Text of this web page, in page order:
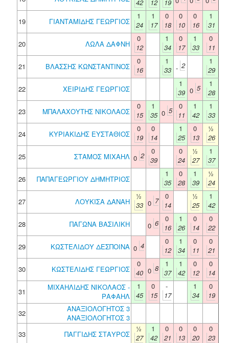
42
12
19
19 ΓΙΑΝΤΑΜΙΔΗΣ ΓΕΩΡΓΙΟΣ
1
24
1
17
0
18
0
10
0
16
1
31
20
ΛΩΛΑ ΔΑΦΝΗ
0
12
1
34
0
17
1
33
0
11
21
ΒΛΑΣΣΗΣ ΚΩΝΣΤΑΝΤΙΝΟΣ
0
16
1
33 - 2
1
29
22
ΧΕΙΡΙΔΗΣ ΓΕΩΡΓΙΟΣ
1
39 0 5
1
28
23
ΜΠΑΛΑΧΟΥΤΗΣ ΝΙΚΟΛΑΟΣ
0
15
1
35 0 5
0
11
1
42
1
33
24
ΚΥΡΙΑΚΙΔΗΣ ΕΥΣΤΑΘΙΟΣ
0
19
0
14
1
25
0
13
½
26
25
ΣΤΑΜΟΣ ΜΙΧΑΗΛ 0 2
0
39
0
24
½
27
1
37
26
ΠΑΠΑΓΕΩΡΓΙΟΥ ΔΗΜΗΤΡΙΟΣ
1
35
0
28
1
39
½
24
27
ΛΟΥΚΙΣΑ ΔΑΝΑΗ
½
33 0 7
0
14
½
25
1
42
28
ΠΑΓΩΝΑ ΒΑΣΙΛΙΚΗ 0 6
0
16
1
26
0
14
0
22
29
ΚΩΣΤΕΛΙΔΟΥ ΔΕΣΠΟΙΝΑ 0 4
0
12
1
34
0
11
0
21
30
ΚΩΣΤΕΛΙΔΗΣ ΓΕΩΡΓΙΟΣ
0
40 0 8
1
37
1
42
0
12
0
14
31
ΜΙΧΑΗΛΙΔΗΣ ΝΙΚΟΛΑΟΣ -
ΡΑΦΑΗΛ
1
45
0
15
-
17
1
34
0
19
32
ΑΝΑΞΙΟΛΟΓΗΤΟΣ 3
ΑΝΑΞΙΟΛΟΓΗΤΟΣ 3
33
ΠΑΓΓΙΔΗΣ ΣΤΑΥΡΟΣ
½
27
1
42
0
21
0
13
0
20
0
23